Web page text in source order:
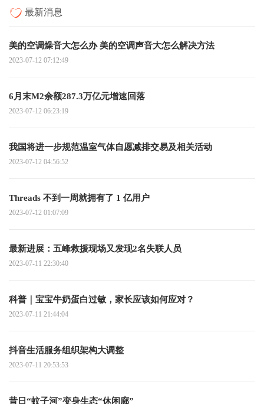
最新消息
美的空调燥音大怎么办 美的空调声音大怎么解决方法
2023-07-12 07:12:49
6月末M2余额287.3万亿元增速回落
2023-07-12 06:23:19
我国将进一步规范温室气体自愿减排交易及相关活动
2023-07-12 04:56:52
Threads 不到一周就拥有了 1 亿用户
2023-07-12 01:07:09
最新进展：五峰救援现场又发现2名失联人员
2023-07-11 22:30:40
科普｜宝宝牛奶蛋白过敏，家长应该如何应对？
2023-07-11 21:44:04
抖音生活服务组织架构大调整
2023-07-11 20:53:53
昔日“蚊子河”变身生态“休闲廊”